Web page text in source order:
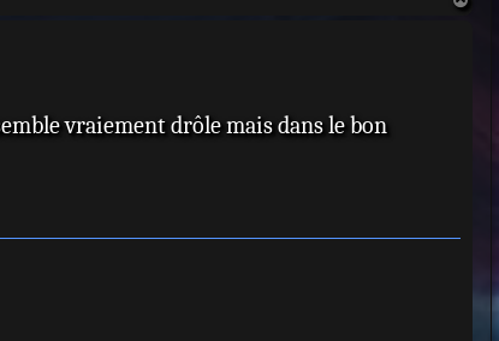
vraiement drôle mais dans le bon